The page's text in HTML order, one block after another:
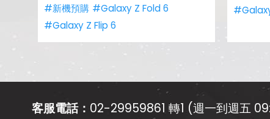
#新機預購 #Galaxy Z Fold 6
#Galaxy Z Flip 6
客服電話： 02-29959861 轉1 (週一到週五